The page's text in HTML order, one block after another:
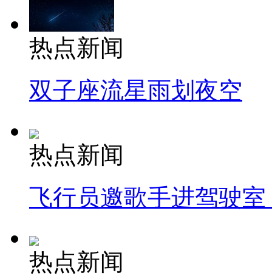
热点新闻
双子座流星雨划夜空
热点新闻
飞行员邀歌手进驾驶
热点新闻